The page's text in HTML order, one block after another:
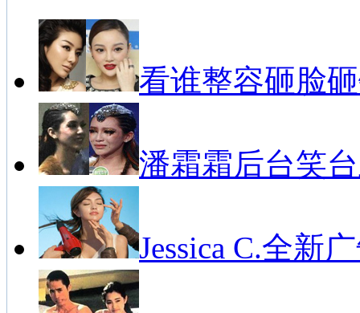
看谁整容砸脸
潘霜霜后台笑
Jessica C.全新